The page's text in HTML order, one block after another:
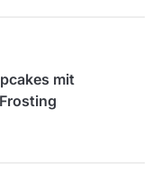
mit